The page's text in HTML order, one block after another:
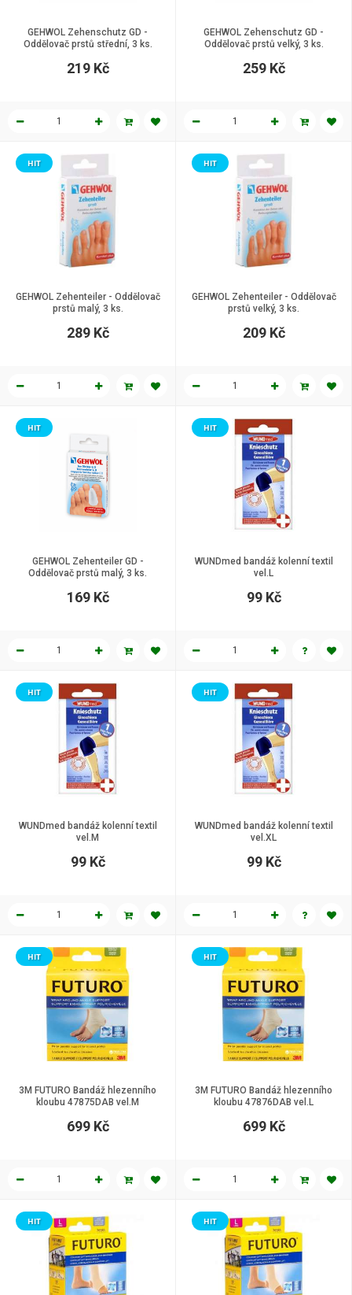
GEHWOL Zehenschutz GD -
Oddělovač prstů střední, 3 ks.
219 Kč
GEHWOL Zehenschutz GD -
Oddělovač prstů velký, 3 ks.
259 Kč
GEHWOL Zehenteiler - Oddělovač
prstů malý, 3 ks.
HIT
289 Kč
GEHWOL Zehenteiler - Oddělovač
prstů velký, 3 ks.
HIT
209 Kč
GEHWOL Zehenteiler GD -
Oddělovač prstů malý, 3 ks.
HIT
169 Kč
WUNDmed bandáž kolenní textil
vel.L
HIT
99 Kč
WUNDmed bandáž kolenní textil
vel.M
HIT
99 Kč
WUNDmed bandáž kolenní textil
vel.XL
HIT
99 Kč
3M FUTURO Bandáž hlezenního
kloubu 47875DAB vel.M
HIT
699 Kč
3M FUTURO Bandáž hlezenního
kloubu 47876DAB vel.L
HIT
699 Kč
HIT HIT